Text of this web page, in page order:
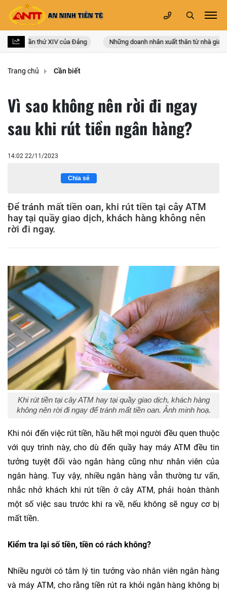
quốc lần thứ XIV của Đảng Những doanh nhân xuất thân từ nhà giáo
Trang chủ Cần biết
Vì sao không nên rời đi ngay
sau khi rút tiền ngân hàng?
14:02 22/11/2023
Chia sẻ
Để tránh mất tiền oan, khi rút tiền tại cây ATM
hay tại quầy giao dịch, khách hàng không nên
rời đi ngay.
Khi rút tiền tại cây ATM hay tại quầy giao dịch, khách hàng
không nên rời đi ngay để tránh mất tiền oan. Ảnh minh hoạ.
Khi nói đến việc rút tiền, hầu hết mọi người đều quen thuộc
với quy trình này, cho dù đến quầy hay máy ATM đều tin
tưởng tuyệt đối vào ngân hàng cũng như nhân viên của
ngân hàng. Tuy vậy, nhiều ngân hàng vẫn thường tư vấn,
nhắc nhở khách khi rút tiền ở cây ATM, phải hoàn thành
một số việc sau trước khi ra về, nếu không sẽ nguy cơ bị
mất tiền.
Kiểm tra lại số tiền, tiền có rách không?
Nhiều người có tâm lý tin tưởng vào nhân viên ngân hàng
và máy ATM, cho rằng tiền rút ra khỏi ngân hàng không bị